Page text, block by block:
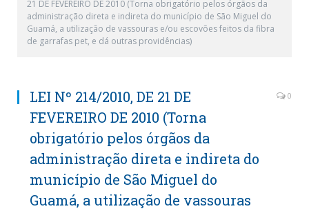
21 DE FEVEREIRO DE 2010 (Torna obrigatório pelos órgãos da
administração direta e indireta do município de São Miguel do
Guamá, a utilização de vassouras e/ou escovões feitos da fibra
de garrafas pet, e dá outras providências)
LEI Nº 214/2010, DE 21 DE
FEVEREIRO DE 2010 (Torna
obrigatório pelos órgãos da
administração direta e indireta do
município de São Miguel do
Guamá, a utilização de vassouras
0